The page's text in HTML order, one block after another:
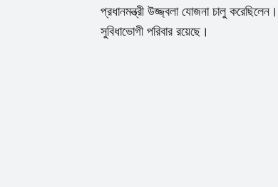
প্রধানমন্ত্রী উজ্জ্বলা যোজনা চালু
সুবিধাভোগী পরিবার রয়েছে।